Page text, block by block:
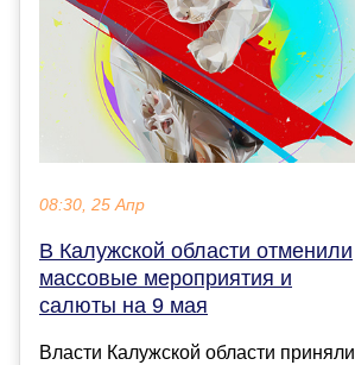
08:30, 25 Апр
В Калужской области отменили
массовые мероприятия и
салюты на 9 мая
Власти Калужской области приняли